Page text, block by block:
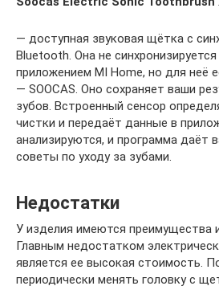
— доступная звуковая щётка с
Bluetooth. Она не
приложением MI Home, но для неё
— SOOCAS. Оно сохраняет ваши
зубов. Встроенный сенсор
чистки и передаёт данные в
анализируются, и программа даёт
советы по уходу за зубами.
Недостатки
У изделия имеются преимущества
Главным недостатком
является ее высокая стоимость.
периодически менять головку с